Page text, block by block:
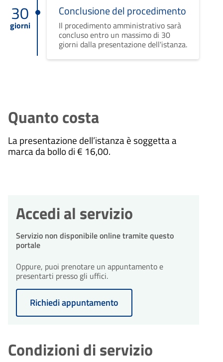
30
giorni
Conclusione del procedimento
Il procedimento amministrativo sarà
concluso entro un massimo di 30
giorni dalla presentazione dell'istanza.
Quanto costa
La presentazione dell’istanza è soggetta a
marca da bollo di € 16,00.
Accedi al servizio
Servizio non disponibile online tramite questo
portale
Oppure, puoi prenotare un appuntamento e
presentarti presso gli uffici.
Richiedi appuntamento
Condizioni di servizio